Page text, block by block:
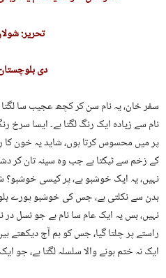
تحریر:
دی
سفر خان، یہ نام سن کر کچھ عجیب سا لگتا
نام سے زیادہ ایک رنگ لگتا ہے۔ ایسا سرخ
پر میں محسوس کرتا ہوں، شاید یہ خون کا
کے زخم سے ٹپکتا ہے جب وہ سینہ تان کر
نہیں، یہ ایک خوشبو ہے، پر کیسی
بدن سے نکلتی ہے، جس کی خوشبو پورے
نہیں، بس یہ ایک عام سا نام ہے جو نسل در
راستے پر چلتا گیا، جس کو ہم آج دیکھتے
ایک نہ ختم ہونے والا سلسلہ لگتا ہے، جو